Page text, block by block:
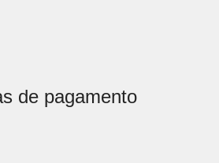
de pagamento